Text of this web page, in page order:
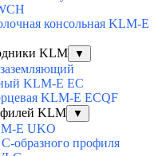
консольная KLM-E
KLM
▼
KLM-E EC
KLM-E ECQF
KLM
▼
E UKO
образного профиля